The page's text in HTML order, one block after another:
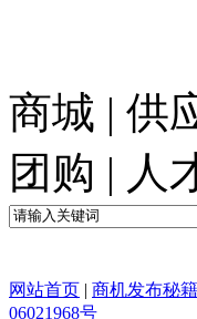
商城 | 供
团购 | 人
网站首页 | 商机发布秘籍
06021968号